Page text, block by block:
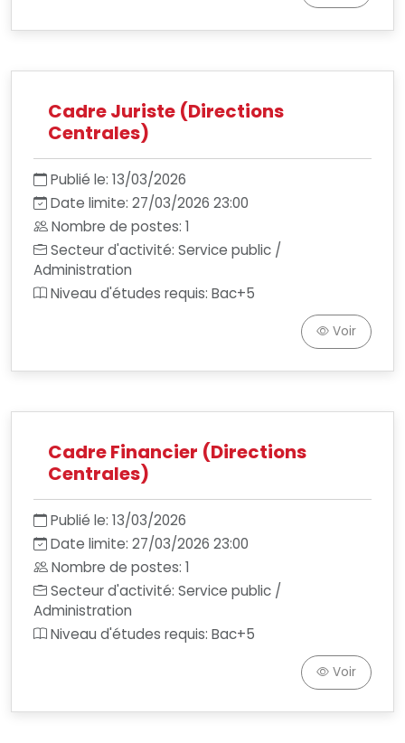
Cadre Juriste (Directions
Centrales)
Publié le: 13/03/2026
Date limite: 27/03/2026 23:00
Nombre de postes: 1
Secteur d'activité: Service public /
Administration
Niveau d'études requis: Bac+5
Voir
Cadre Financier (Directions
Centrales)
Publié le: 13/03/2026
Date limite: 27/03/2026 23:00
Nombre de postes: 1
Secteur d'activité: Service public /
Administration
Niveau d'études requis: Bac+5
Voir